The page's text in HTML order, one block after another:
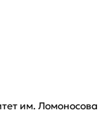
им. Ломоносова